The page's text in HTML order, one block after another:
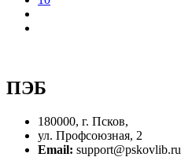
ПЭБ
180000, г. Псков,
ул. Профсоюзная, 2
Email: support@pskovlib.ru